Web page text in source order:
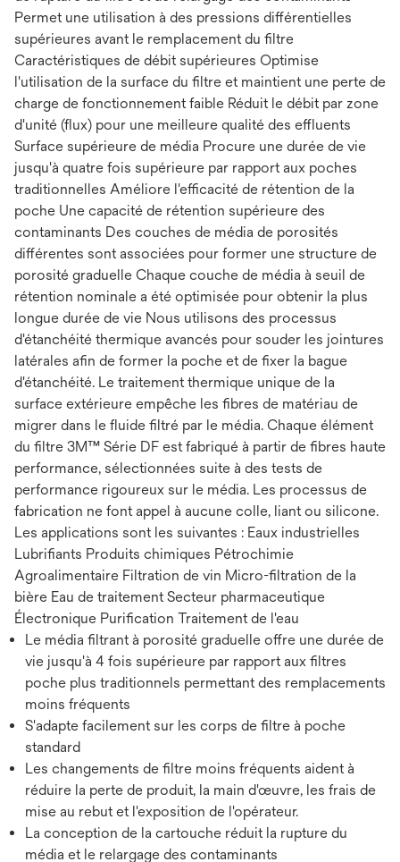
Permet une utilisation à des pressions différentielles
supérieures avant le remplacement du filtre
Caractéristiques de débit supérieures Optimise
l'utilisation de la surface du filtre et maintient une perte de
charge de fonctionnement faible Réduit le débit par zone
d'unité (flux) pour une meilleure qualité des effluents
Surface supérieure de média Procure une durée de vie
jusqu'à quatre fois supérieure par rapport aux poches
traditionnelles Améliore l'efficacité de rétention de la
poche Une capacité de rétention supérieure des
contaminants Des couches de média de porosités
différentes sont associées pour former une structure de
porosité graduelle Chaque couche de média à seuil de
rétention nominale a été optimisée pour obtenir la plus
longue durée de vie Nous utilisons des processus
d'étanchéité thermique avancés pour souder les jointures
latérales afin de former la poche et de fixer la bague
d'étanchéité. Le traitement thermique unique de la
surface extérieure empêche les fibres de matériau de
migrer dans le fluide filtré par le média. Chaque élément
du filtre 3M™ Série DF est fabriqué à partir de fibres haute
performance, sélectionnées suite à des tests de
performance rigoureux sur le média. Les processus de
fabrication ne font appel à aucune colle, liant ou silicone.
Les applications sont les suivantes : Eaux industrielles
Lubrifiants Produits chimiques Pétrochimie
Agroalimentaire Filtration de vin Micro-filtration de la
bière Eau de traitement Secteur pharmaceutique
Électronique Purification Traitement de l'eau
Le média filtrant à porosité graduelle offre une durée de
vie jusqu'à 4 fois supérieure par rapport aux filtres
poche plus traditionnels permettant des remplacements
moins fréquents
S'adapte facilement sur les corps de filtre à poche
standard
Les changements de filtre moins fréquents aident à
réduire la perte de produit, la main d'œuvre, les frais de
mise au rebut et l'exposition de l'opérateur.
La conception de la cartouche réduit la rupture du
média et le relargage des contaminants